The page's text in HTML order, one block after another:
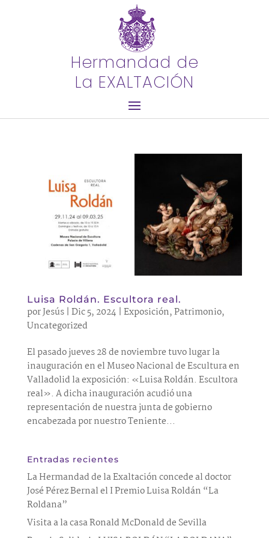
Hermandad de
La EXALTACIÓN
Luisa Roldán. Escultora real.
porJesús| Dic 5, 2024 | Exposición,Patrimonio,
Uncategorized
El pasado jueves 28 de noviembre tuvo lugar la
inauguración en el Museo Nacional de Escultura en
Valladolid la exposición: «Luisa Roldán. Escultora
real». A dicha inauguración acudió una
representación de nuestra junta de gobierno
encabezada por nuestro Teniente...
Entradas recientes
La Hermandad de la Exaltación concede al doctor
José Pérez Bernal el I Premio Luisa Roldán “La
Roldana”
Visita a la casa Ronald McDonald de Sevilla